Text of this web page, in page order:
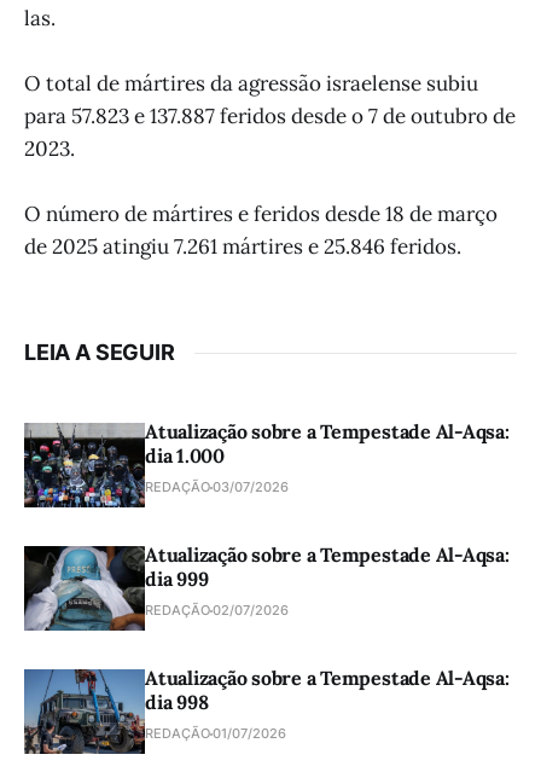
las.
O total de mártires da agressão israelense subiu
para 57.823 e 137.887 feridos desde o 7 de outubro de
2023.
O número de mártires e feridos desde 18 de março
de 2025 atingiu 7.261 mártires e 25.846 feridos.
LEIA A SEGUIR
Atualização sobre a Tempestade Al-Aqsa:
dia 1.000
REDAÇÃO03/07/2026
Atualização sobre a Tempestade Al-Aqsa:
dia 999
REDAÇÃO02/07/2026
Atualização sobre a Tempestade Al-Aqsa:
dia 998
REDAÇÃO01/07/2026